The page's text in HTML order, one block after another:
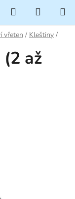
Hledat
KOŠÍK
vřeten / Kleštiny /
až